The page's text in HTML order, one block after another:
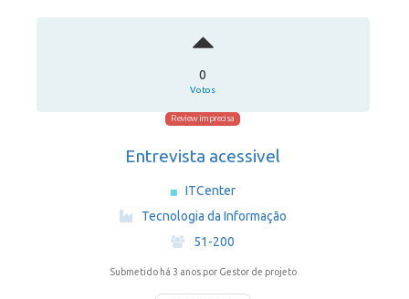
0
Votos
Review imprecisa
Entrevista acessivel
ITCenter
Tecnologia da Informação
·
51-200
Submetido há 3 anos por Gestor de projeto